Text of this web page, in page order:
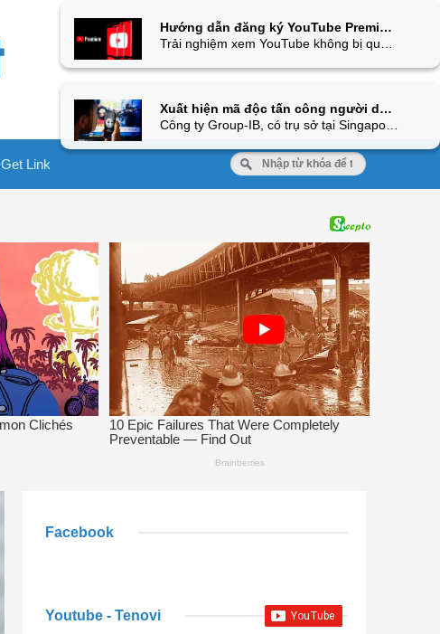
Get Link
Facebook
Youtube - Tenovi
Hướng dẫn đăng ký YouTube Premium chính chủ siêu rẻ ngay tại Việt Nam, giá chỉ từ 25.000Đ/tháng
Xuất hiện mã độc tấn công người dùng iOS đánh cắp dữ liệu Face ID